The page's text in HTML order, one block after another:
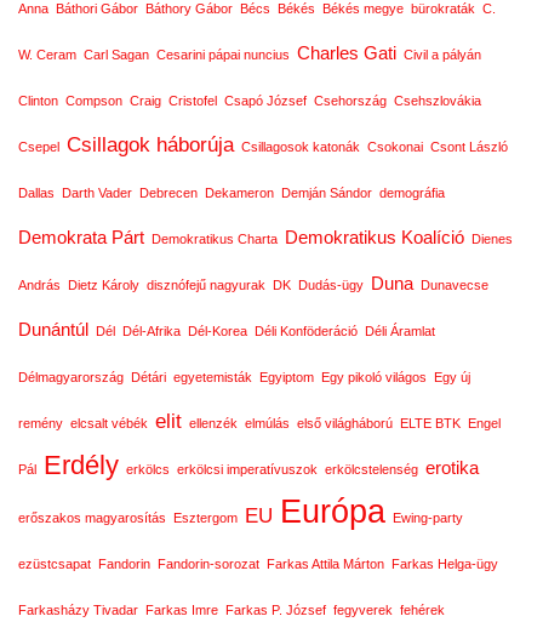
Anna Báthori Gábor Báthory Gábor Bécs Békés Békés megye bürokraták C.
W. Ceram Carl Sagan Cesarini pápai nuncius Charles Gati Civil a pályán
Clinton Compson Craig Cristofel Csapó József Csehország Csehszlovákia
Csepel Csillagok háborúja Csillagosok katonák Csokonai Csont László
Dallas Darth Vader Debrecen Dekameron Demján Sándor demográfia
Demokrata Párt Demokratikus Charta Demokratikus Koalíció Dienes
András Dietz Károly disznófejű nagyurak DK Dudás-ügy Duna Dunavecse
Dunántúl Dél Dél-Afrika Dél-Korea Déli Konföderáció Déli Áramlat
Délmagyarország Détári egyetemisták Egyiptom Egy pikoló világos Egy új
remény elcsalt vébék elit ellenzék elmúlás első világháború ELTE BTK Engel
Pál Erdély erkölcs erkölcsi imperatívuszok erkölcstelenség erotika
erőszakos magyarosítás Esztergom EU Európa Ewing-party
ezüstcsapat Fandorin Fandorin-sorozat Farkas Attila Márton Farkas Helga-ügy
Farkasházy Tivadar Farkas Imre Farkas P. József fegyverek fehérek